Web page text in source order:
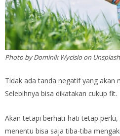
Photo by Dominik Wycislo on Unsplash
Tidak ada tanda negatif yang akan
Selebihnya bisa dikatakan cukup fit.
Akan tetapi berhati-hati tetap
menentu bisa saja tiba-tiba